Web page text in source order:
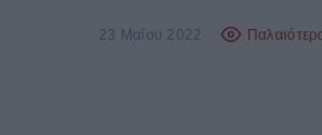
23 Μαΐου 2022